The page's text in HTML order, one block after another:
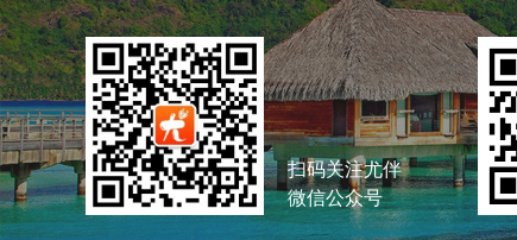
扫码关注尤伴
微信公众号